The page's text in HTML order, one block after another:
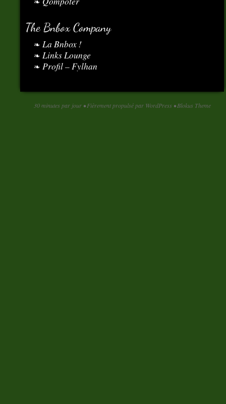
The Bnbox Company
La Bnbox !
Links Lounge
Profil – Fylhan
30 minutes par jour •Fièrement propulsé par WordPress •Blokus Theme